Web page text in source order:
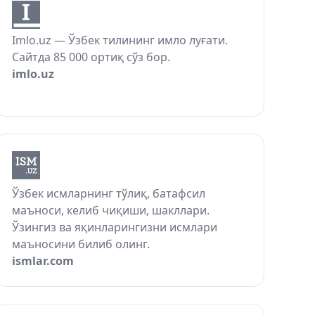
Imlo.uz — Ўзбек тилининг имло луғати.
Сайтда 85 000 ортиқ сўз бор.
imlo.uz
Ўзбек исмларнинг тўлиқ, батафсил
маъноси, келиб чиқиши, шакллари.
Ўзингиз ва яқинларингизни исмлари
маъносини билиб олинг.
ismlar.com